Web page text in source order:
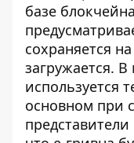
базе
сохраняется
загружается.
используется
основном при